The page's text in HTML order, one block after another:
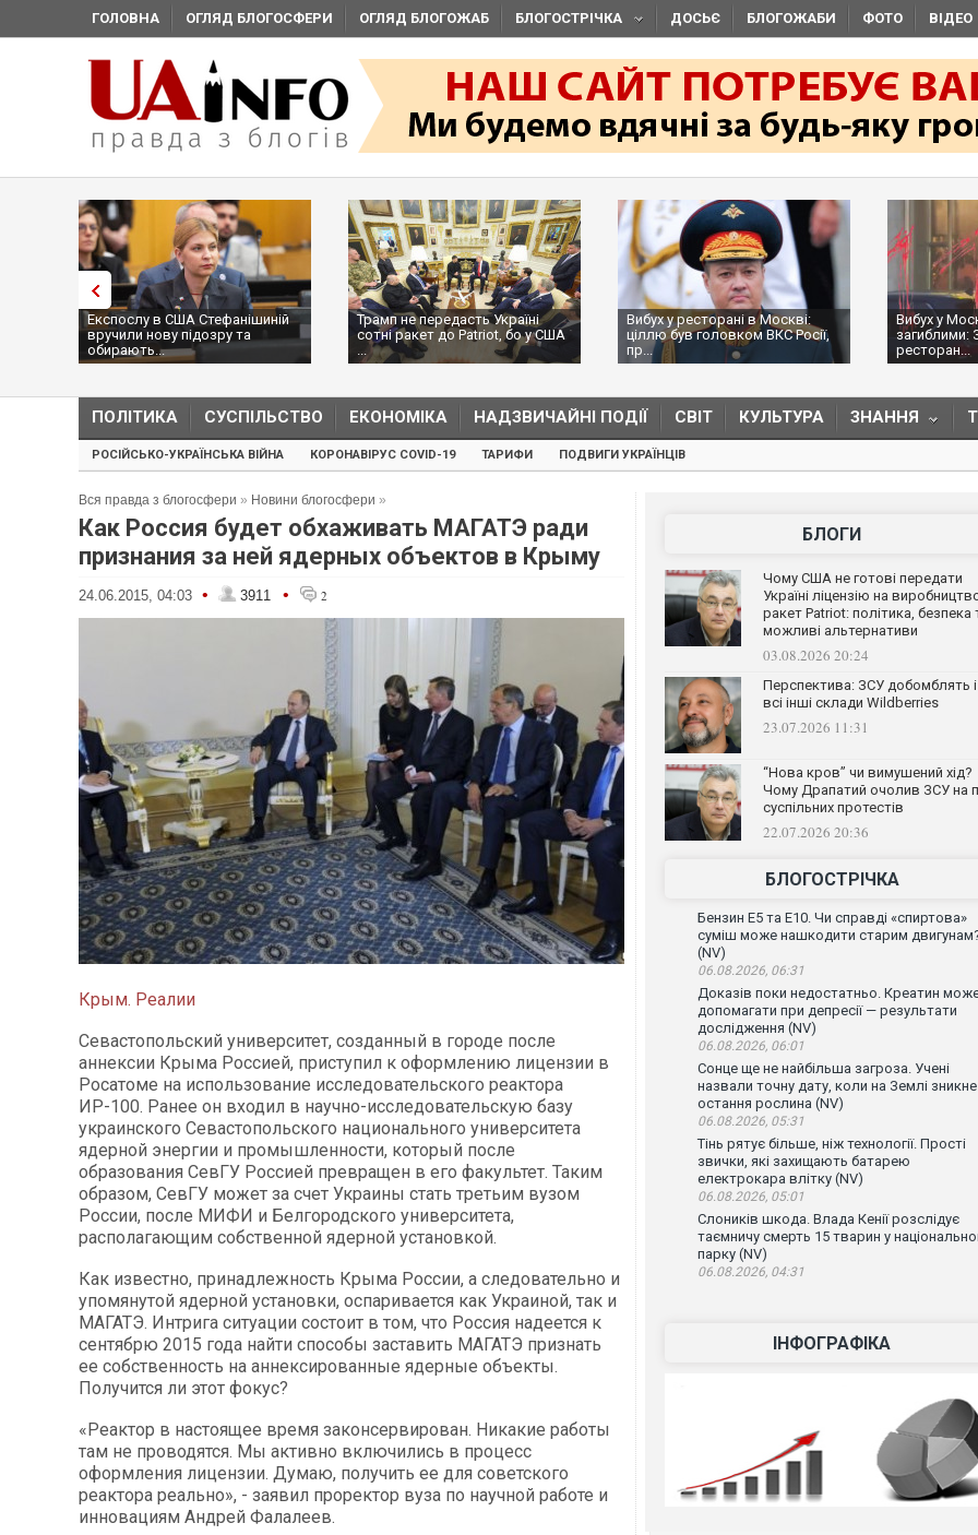
ГОЛОВНА ОГЛЯД БЛОГОСФЕРИ ОГЛЯД БЛОГОЖАБ БЛОГОСТРІЧКА ДОСЬЄ БЛОГОЖАБИ ФОТО ВІДЕО
Експослу в США Стефанішиній
вручили нову підозру та
обирають...
Трамп не передасть Україні
сотні ракет до Patriot, бо у США
...
Вибух у ресторані в Москві:
ціллю був головком ВКС Росії,
пр...
Вибух у
загиблими:
ресторан...
ПОЛІТИКА СУСПІЛЬСТВО ЕКОНОМІКА НАДЗВИЧАЙНІ ПОДІЇ СВІТ КУЛЬТУРА ЗНАННЯ
РОСІЙСЬКО-УКРАЇНСЬКА ВІЙНА КОРОНАВІРУС COVID-19 ТАРИФИ ПОДВИГИ УКРАЇНЦІВ
Вся правда з блогосфери » Новини блогосфери »
Как Россия будет обхаживать МАГАТЭ ради
признания за ней ядерных объектов в Крыму
24.06.2015, 04:03 • 3911 • 2
Крым. Реалии
Севастопольский университет, созданный в городе после
аннексии Крыма Россией, приступил к оформлению лицензии в
Росатоме на использование исследовательского реактора
ИР-100. Ранее он входил в научно-исследовательскую базу
украинского Севастопольского национального университета
ядерной энергии и промышленности, который после
образования СевГУ Россией превращен в его факультет. Таким
образом, СевГУ может за счет Украины стать третьим вузом
России, после МИФИ и Белгородского университета,
располагающим собственной ядерной установкой.
Как известно, принадлежность Крыма России, а следовательно и
упомянутой ядерной установки, оспаривается как Украиной, так и
МАГАТЭ. Интрига ситуации состоит в том, что Россия надеется к
сентябрю 2015 года найти способы заставить МАГАТЭ признать
ее собственность на аннексированные ядерные объекты.
Получится ли этот фокус?
«Реактор в настоящее время законсервирован. Никакие работы
там не проводятся. Мы активно включились в процесс
оформления лицензии. Думаю, получить ее для советского
реактора реально», - заявил проректор вуза по научной работе и
инновациям Андрей Фалалеев.
БЛОГИ
Чому США не готові передати
Україні ліцензію на
ракет Patriot: політика, безпека
можливі альтернативи
03.08.2026 20:24
Перспектива: ЗСУ добомблять і
всі інші склади Wildberries
23.07.2026 11:31
“Нова кров” чи вимушений хід?
Чому Драпатий очолив ЗСУ на
суспільних протестів
22.07.2026 20:36
БЛОГОСТРІЧКА
Бензин Е5 та Е10. Чи справді «спиртова»
суміш може нашкодити старим
(NV)
06.08.2026, 06:31
Доказів поки недостатньо. Креатин
допомагати при депресії — результати
дослідження (NV)
06.08.2026, 06:01
Сонце ще не найбільша загроза. Учені
назвали точну дату, коли на Землі зникне
остання рослина (NV)
06.08.2026, 05:31
Тінь рятує більше, ніж технології. Прості
звички, які захищають батарею
електрокара влітку (NV)
06.08.2026, 05:01
Слоників шкода. Влада Кенії розслідує
таємничу смерть 15 тварин у
парку (NV)
06.08.2026, 04:31
ІНФОГРАФІКА